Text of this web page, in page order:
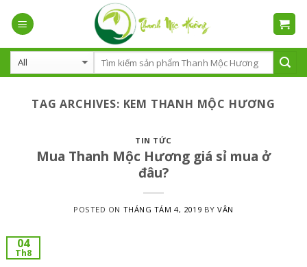
TAG ARCHIVES: KEM THANH MỘC HƯƠNG
TIN TỨC
Mua Thanh Mộc Hương giá sỉ mua ở
đâu?
POSTED ON THÁNG TÁM 4, 2019 BYVÂN
04
Th8